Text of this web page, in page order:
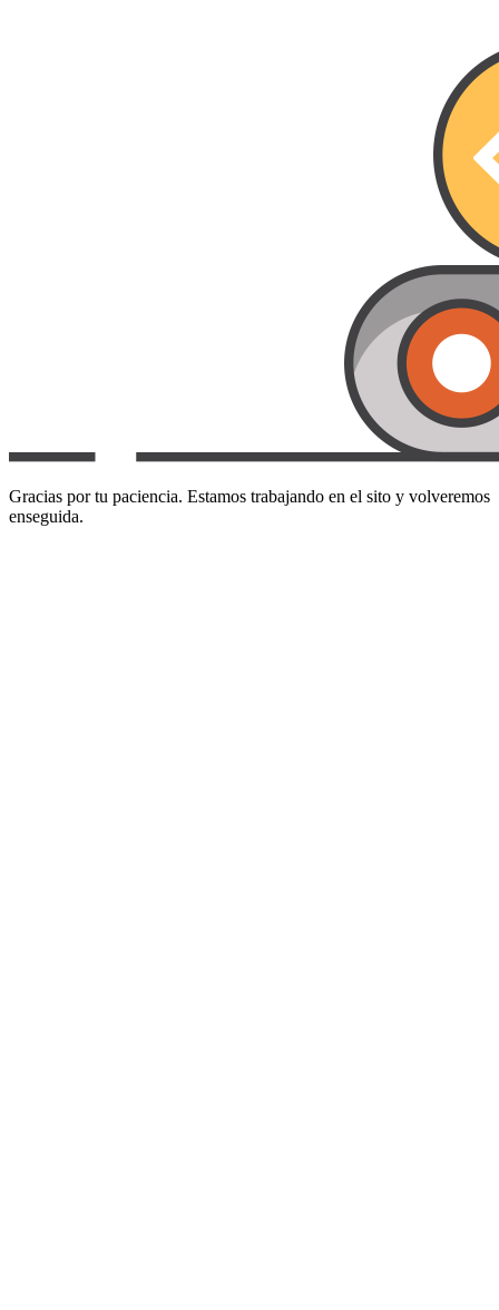
Gracias por tu paciencia. Estamos trabajando en el sito y volveremos
enseguida.